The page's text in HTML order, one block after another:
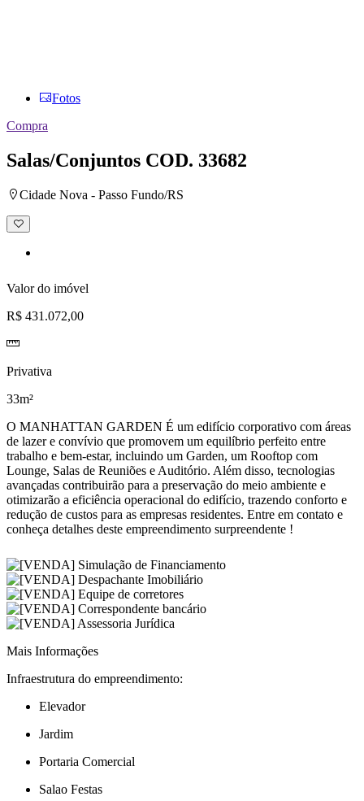
Fotos
Compra
Salas/Conjuntos COD. 33682
Cidade Nova - Passo Fundo/RS
Adicionar
à
Valor do imóvel
R$ 431.072,00
Privativa
33m²
O MANHATTAN GARDEN É um edifício corporativo com áreas
de lazer e convívio que promovem um equilíbrio perfeito entre
trabalho e bem-estar, incluindo um Garden, um Rooftop com
Lounge, Salas de Reuniões e Auditório. Além disso, tecnologias
avançadas contribuirão para a preservação do meio ambiente e
otimizarão a eficiência operacional do edifício, trazendo conforto e
redução de custos para as empresas residentes. Entre em contato e
conheça detalhes deste empreendimento surpreendente !
Mais Informações
Infraestrutura do empreendimento:
Elevador
Jardim
Portaria Comercial
Salao Festas